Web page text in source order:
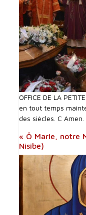
OFFICE DE LA
en tout temps
des siècles. C Amen.
« Ô Marie, notre
Nisibe)